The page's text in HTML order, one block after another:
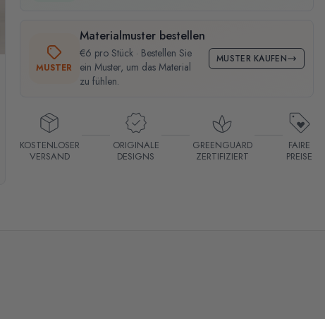
MUSTER
Materialmuster bestellen
€6 pro Stück · Bestellen Sie
ein Muster, um das Material
zu fühlen.
MUSTER KAUFEN
KOSTENLOSER
VERSAND
ORIGINALE
DESIGNS
GREENGUARD
ZERTIFIZIERT
FAIRE
PREISE